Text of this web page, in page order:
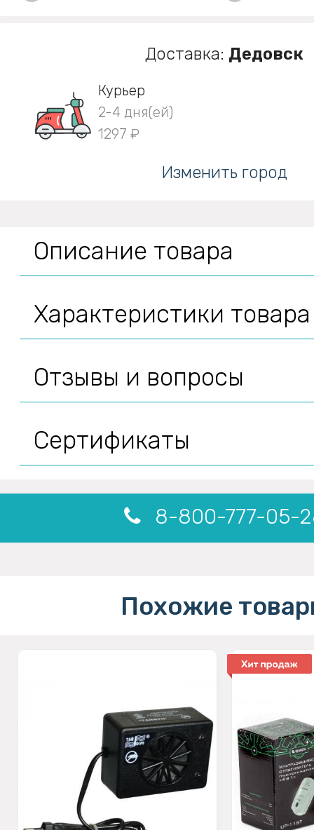
Доставка: Дедовск
Курьер
2-4 дня(ей)
1297 ₽
Изменить город
Описание товара
Характеристики товара
Отзывы и вопросы
Сертификаты
8-800-777-05-
Похожие